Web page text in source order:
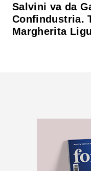
Salvini va da
Confindustria.
Margherita